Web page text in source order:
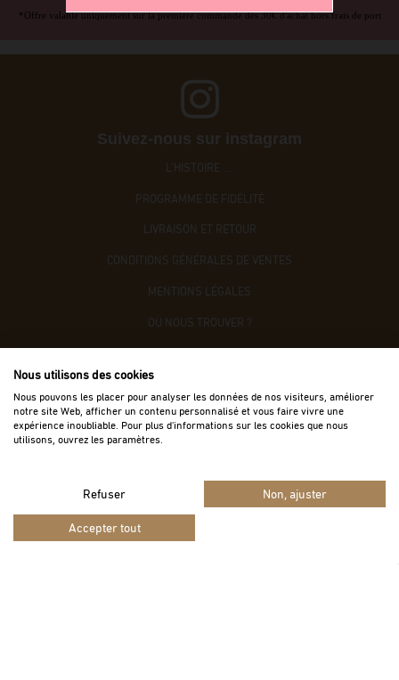
*Offre valable uniquement sur la première commande dès 30€ d'achat hors frais de port
Suivez-nous sur instagram
L'HISTOIRE ....
PROGRAMME DE FIDÉLITÉ
LIVRAISON ET RETOUR
CONDITIONS GÉNÉRALES DE VENTES
MENTIONS LÉGALES
OÙ NOUS TROUVER ?
Vie privée Termes
Nous utilisons des cookies
Nous pouvons les placer pour analyser les données de nos visiteurs, améliorer
notre site Web, afficher un contenu personnalisé et vous faire vivre une
expérience inoubliable. Pour plus d'informations sur les cookies que nous
utilisons, ouvrez les paramètres.
Refuser Non, ajuster
Accepter tout